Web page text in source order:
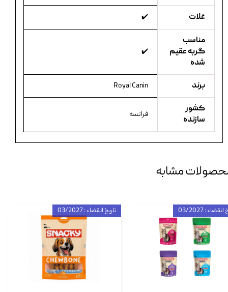
غلات ✔️
مناسب
گربه عقیم
شده
✔️
برند Royal Canin
کشور
سازنده
فرانسه
مشابه
تاریخ انقضاء : 03/2027 : 03/2027